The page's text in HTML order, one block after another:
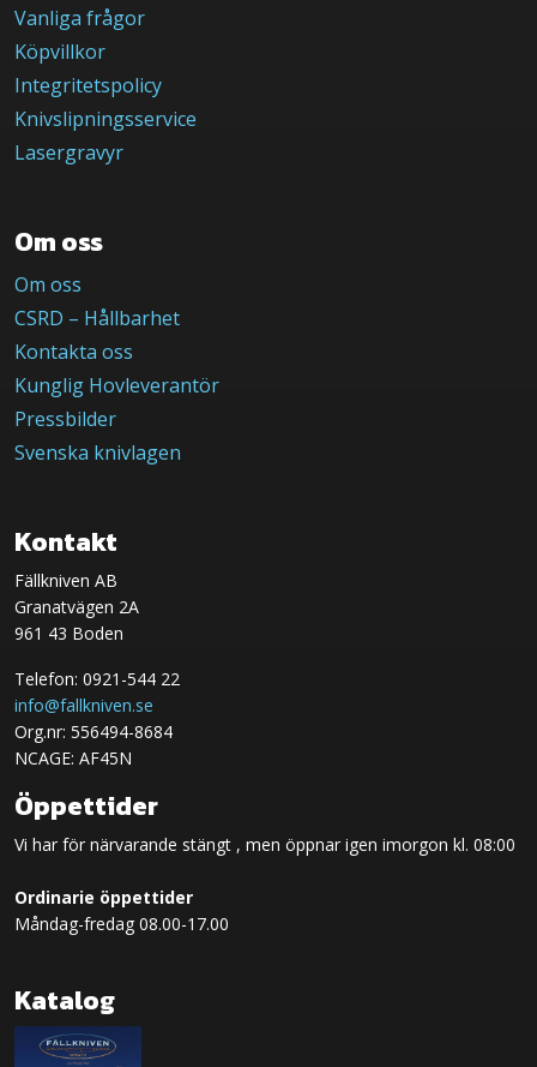
Vanliga frågor
Köpvillkor
Integritetspolicy
Knivslipningsservice
Lasergravyr
Om oss
Om oss
CSRD – Hållbarhet
Kontakta oss
Kunglig Hovleverantör
Pressbilder
Svenska knivlagen
Kontakt
Fällkniven AB
Granatvägen 2A
961 43 Boden
Telefon: 0921-544 22
info@fallkniven.se
Org.nr: 556494-8684
NCAGE: AF45N
Öppettider
Vi har för närvarande stängt , men öppnar igen imorgon kl. 08:00
Ordinarie öppettider
Måndag-fredag 08.00-17.00
Katalog